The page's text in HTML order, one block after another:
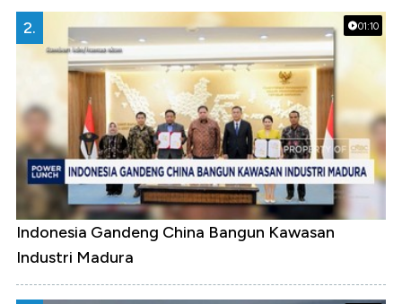
01:10
2.
Indonesia Gandeng China Bangun Kawasan
Industri Madura